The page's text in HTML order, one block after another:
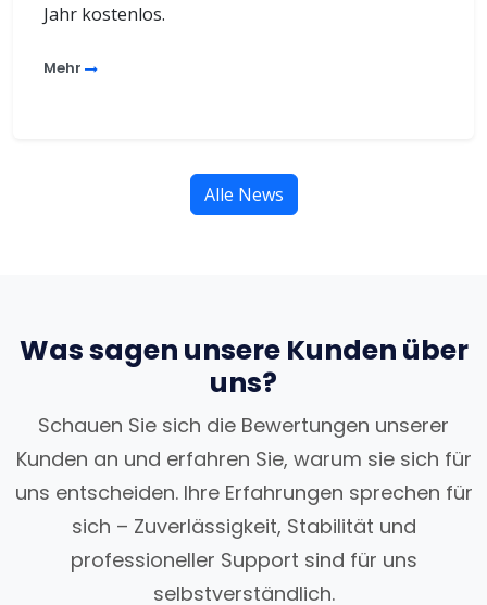
Jahr kostenlos.
Mehr
Alle News
Was sagen unsere Kunden über
uns?
Schauen Sie sich die Bewertungen unserer
Kunden an und erfahren Sie, warum sie sich für
uns entscheiden. Ihre Erfahrungen sprechen für
sich – Zuverlässigkeit, Stabilität und
professioneller Support sind für uns
selbstverständlich.